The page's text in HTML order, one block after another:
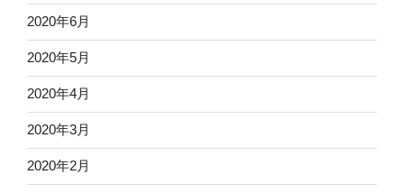
2020年6月
2020年5月
2020年4月
2020年3月
2020年2月